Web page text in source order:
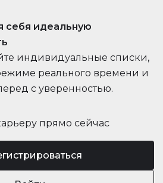
прямо сейчас
себя идеальную
индивидуальные списки,
реального времени и
с уверенностью.